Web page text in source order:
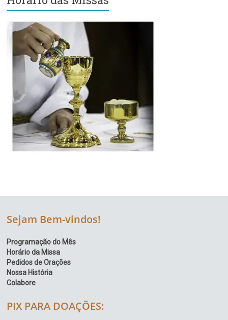
Retiro
Sejam Bem-vindos!
Programação do Mês
Horário da Missa
Pedidos de Orações
Nossa História
Colabore
PIX PARA DOAÇÕES: